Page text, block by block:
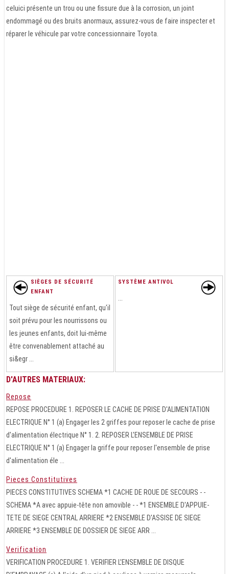
celuici présente un trou ou une fissure due à la corrosion, un joint
endommagé ou des bruits anormaux, assurez-vous de faire inspecter et
réparer le véhicule par votre concessionnaire Toyota.
SIÈGES DE SÉCURITÉ
ENFANT
Tout siège de sécurité enfant, qu'il
soit prévu pour les nourrissons ou
les jeunes enfants, doit lui-même
être convenablement attaché au
si&egr ...
SYSTÈME ANTIVOL
D'AUTRES MATERIAUX:
Repose
REPOSE PROCEDURE 1. REPOSER LE CACHE DE PRISE D'ALIMENTATION
ELECTRIQUE N° 1 (a) Engager les 2 griffes pour reposer le cache de prise
d'alimentation électrique N° 1. 2. REPOSER L'ENSEMBLE DE PRISE
ELECTRIQUE N° 1 (a) Engager la griffe pour reposer l'ensemble de prise
d'alimentation éle ...
Pieces Constitutives
PIECES CONSTITUTIVES SCHEMA *1 CACHE DE ROUE DE SECOURS - -
SCHEMA *A avec appuie-tête non amovible - - *1 ENSEMBLE D'APPUIE-
TETE DE SIEGE CENTRAL ARRIERE *2 ENSEMBLE D'ASSISE DE SIEGE
ARRIERE *3 ENSEMBLE DE DOSSIER DE SIEGE ARR ...
Verification
VERIFICATION PROCEDURE 1. VERIFIER L'ENSEMBLE DE DISQUE